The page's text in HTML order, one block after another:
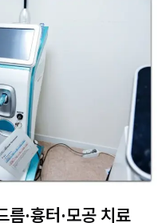
름·흉터·모공 치료